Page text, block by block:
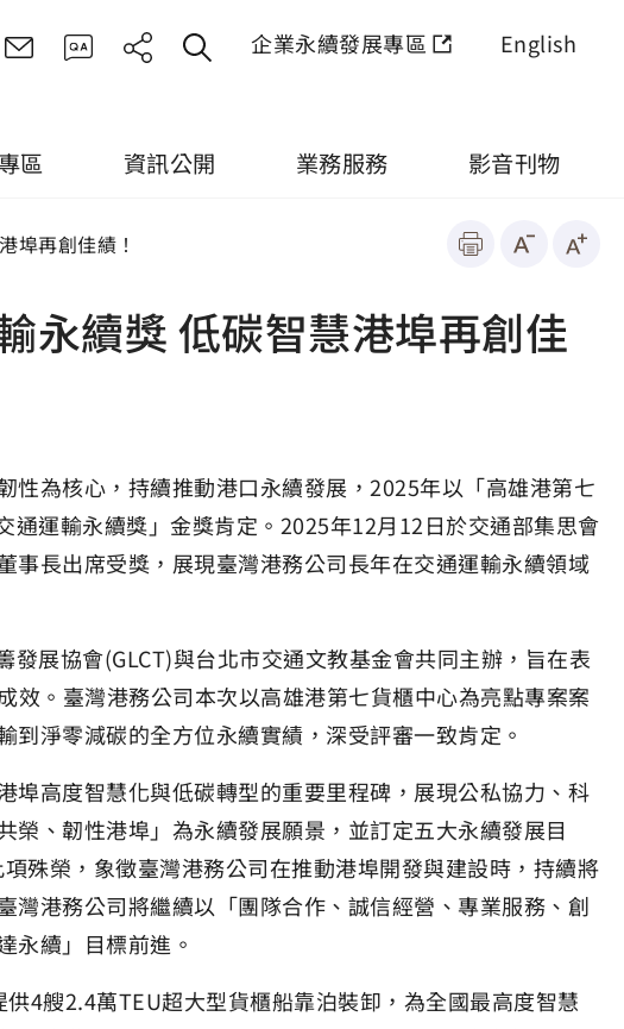
企業永續發展專區 English
區 資訊公開 業務服務 影音刊物
埠再創佳績！
永續獎 低碳智慧港埠再創佳
為核心，持續推動港口永續發展，2025年以「高雄港第七
通運輸永續獎」金獎肯定。2025年12月12日於交通部集思會
長出席受獎，展現臺灣港務公司長年在交通運輸永續領域
展協會(GLCT)與台北市交通文教基金會共同主辦，旨在表
效。臺灣港務公司本次以高雄港第七貨櫃中心為亮點專案案
淨零減碳的全方位永續實績，深受評審一致肯定。
高度智慧化與低碳轉型的重要里程碑，展現公私協力、科
、韌性港埠」為永續發展願景，並訂定五大永續發展目
殊榮，象徵臺灣港務公司在推動港埠開發與建設時，持續將
港務公司將繼續以「團隊合作、誠信經營、專業服務、創
永續」目標前進。
艘2.4萬TEU超大型貨櫃船靠泊裝卸，為全國最高度智慧